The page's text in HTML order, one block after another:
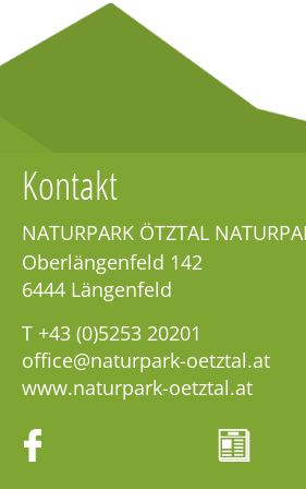
Kontakt
NATURPARK ÖTZTAL
Oberlängenfeld 142
6444 Längenfeld
T +43 (0)5253 20201
office@naturpark-oetztal.at
www.naturpark-oetztal.at